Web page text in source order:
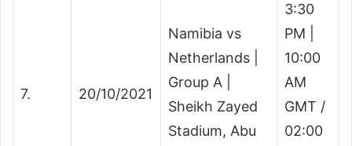
7. 20/10/2021
Namibia vs
Netherlands |
Group A |
Sheikh Zayed
Stadium, Abu
3:30
PM |
10:00
AM
GMT /
02:00